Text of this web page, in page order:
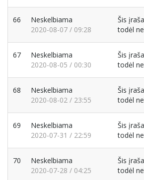
66
Neskelbiama
2020-08-07 / 09:28
Šis
todėl
67
Neskelbiama
2020-08-05 / 00:30
Šis
todėl
68
Neskelbiama
2020-08-02 / 23:55
Šis
todėl
69
Neskelbiama
2020-07-31 / 22:59
Šis
todėl
70
Neskelbiama
2020-07-28 / 04:25
Šis
todėl